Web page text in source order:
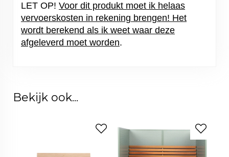
LET OP! Voor dit produkt moet ik helaas
vervoerskosten in rekening brengen! Het
wordt berekend als ik weet waar deze
afgeleverd moet worden.
Bekijk ook...